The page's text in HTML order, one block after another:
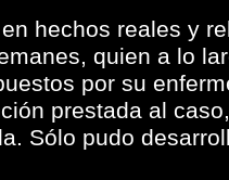
hechos reales y
quien a lo
por su
prestada al
Sólo pudo